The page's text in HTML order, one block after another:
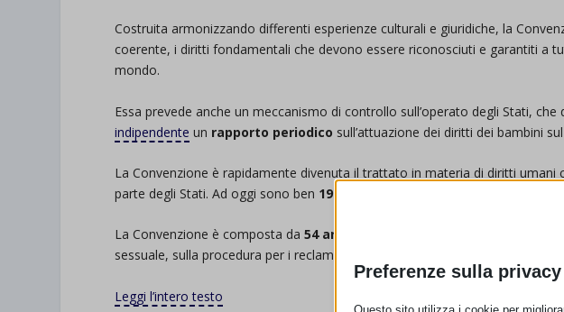
Costruita armonizzando differenti esperienze culturali e giuridiche, la
coerente, i diritti fondamentali che devono essere riconosciuti e garantiti a
mondo.
Essa prevede anche un meccanismo di controllo sull’operato degli Stati,
indipendente un rapporto periodico sull’attuazione dei diritti dei bambini
La Convenzione è rapidamente divenuta il trattato in materia di diritti umani
parte degli Stati. Ad oggi sono ben 194 gli Stati parti della Convenzione.
La Convenzione è composta da54 articoli
sessuale, sulla procedura per i reclami).
Leggi l’intero testo
Preferenze sulla privacy
Questo sito utilizza i cookie per